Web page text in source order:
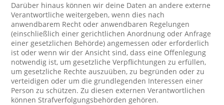
Darüber hinaus können wir deine Daten an andere externe
Verantwortliche weitergeben, wenn dies nach
anwendbarem Recht oder anwendbaren Regelungen
(einschließlich einer gerichtlichen Anordnung oder Anfrage
einer gesetzlichen Behörde) angemessen oder erforderlich
ist oder wenn wir der Ansicht sind, dass eine Offenlegung
notwendig ist, um gesetzliche Verpflichtungen zu erfüllen,
um gesetzliche Rechte auszuüben, zu begründen oder zu
verteidigen oder um die grundlegenden Interessen einer
Person zu schützen. Zu diesen externen Verantwortlichen
können Strafverfolgungsbehörden gehören.